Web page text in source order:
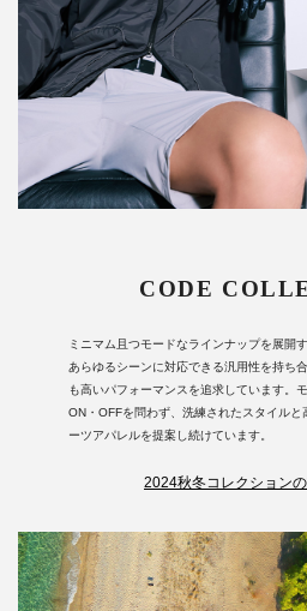
CODE
ミニマム且つモードなラインナップを展開
あらゆるシーンに対応できる汎用性を持ち
も高いパフォーマンスを追求しています。
ON・OFFを問わず、洗練されたスタイルと
ーツアパレルを提案し続けています。
2024秋冬コレクション